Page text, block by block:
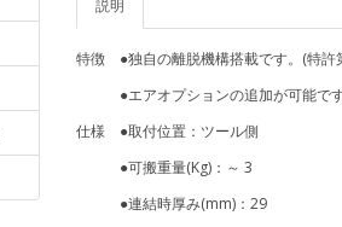
説明
特徴 ●独自の離脱機構搭載です。(特許
●エアオプションの追加が可能です
仕様 ●取付位置：ツール側
●可搬重量(Kg)：～ 3
●連結時厚み(mm)：29